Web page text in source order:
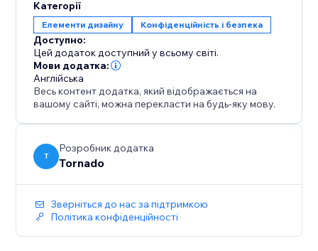
для відповідності cookies.
Категорії
Елементи дизайну Конфіденційність і безпека
Доступно:
Цей додаток доступний у всьому світі.
Мови додатка:
Англійська
Весь контент додатка, який відображається на
вашому сайті, можна перекласти на будь-яку мову.
T
Розробник додатка
Tornado
Зверніться до нас за підтримкою
Політика конфіденційності